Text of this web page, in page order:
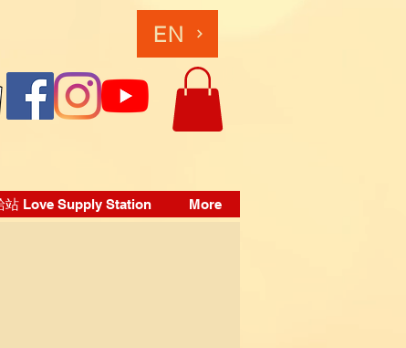
EN
站 Love Supply Station More